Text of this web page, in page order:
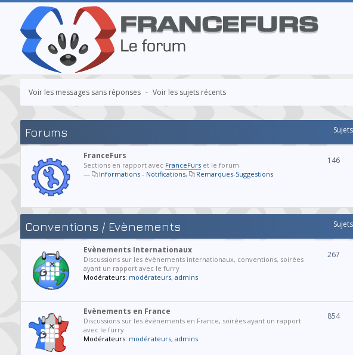
Voir les messages sans réponses - Voir les sujets récents
Forums Sujets
FranceFurs
Sections en rapport avec FranceFurset le forum.
—
Informations - Notifications, Remarques-Suggestions
146
Conventions / Evènements Sujets
Evènements Internationaux
Discussions sur les évènements internationaux, conventions, soirées
ayant un rapport avec le furry
Modérateurs: modérateurs, admins
267
Evènements en France
Discussions sur les évènements en France, soirées ayant un rapport
avec le furry
Modérateurs: modérateurs, admins
854